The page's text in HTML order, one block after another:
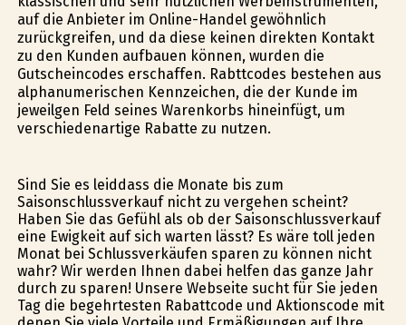
auf die Anbieter im Online-Handel gewöhnlich
zurückgreifen, und da diese keinen direkten Kontakt
zu den Kunden aufbauen können, wurden die
Gutscheincodes erschaffen. Rabttcodes bestehen aus
alphanumerischen Kennzeichen, die der Kunde im
jeweilgen Feld seines Warenkorbs hineinfügt, um
verschiedenartige Rabatte zu nutzen.
Sind Sie es leiddass die Monate bis zum
Saisonschlussverkauf nicht zu vergehen scheint?
Haben Sie das Gefühl als ob der Saisonschlussverkauf
eine Ewigkeit auf sich warten lässt? Es wäre toll jeden
Monat bei Schlussverkäufen sparen zu können nicht
wahr? Wir werden Ihnen dabei helfen das ganze Jahr
durch zu sparen! Unsere Webseite sucht für Sie jeden
Tag die begehrtesten Rabattcode und Aktionscode mit